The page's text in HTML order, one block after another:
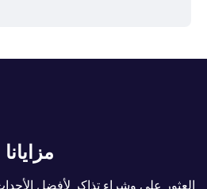
مزايانا
العثور على وشراء تذاكر لأفضل